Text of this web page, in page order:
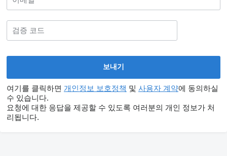
여기를 클릭하면 개인정보 보호정책 및 사용자 계약에 동의하실
수 있습니다.
요청에 대한 응답을 제공할 수 있도록 여러분의 개인 정보가 처
리됩니다.